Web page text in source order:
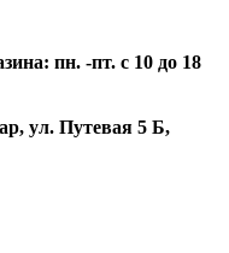
пн. -пт. с 10 до 18
ул. Путевая 5 Б,